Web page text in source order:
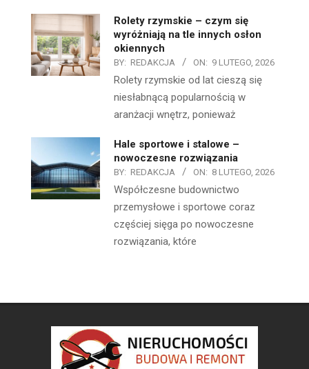
Rolety rzymskie – czym się
wyróżniają na tle innych osłon
okiennych
BY: REDAKCJA ON: 9 LUTEGO, 2026
Rolety rzymskie od lat cieszą się
niesłabnącą popularnością w
aranżacji wnętrz, ponieważ
Hale sportowe i stalowe –
nowoczesne rozwiązania
BY: REDAKCJA ON: 8 LUTEGO, 2026
Współczesne budownictwo
przemysłowe i sportowe coraz
częściej sięga po nowoczesne
rozwiązania, które